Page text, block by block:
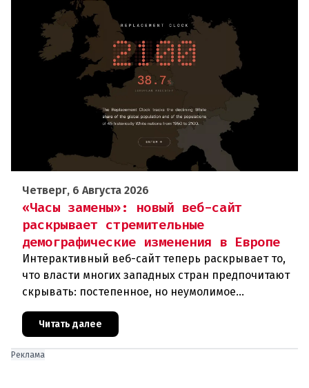
Четверг, 6 Августа 2026
«Часы замены»: новый веб-сайт
раскрывает стремительные
демографические изменения в Европе
Интерактивный веб-сайт теперь раскрывает то,
что власти многих западных стран предпочитают
скрывать: постепенное, но неумолимое
сокращение численности населения
европейского происхождения. «Часы замен
Читать далее
Реклама